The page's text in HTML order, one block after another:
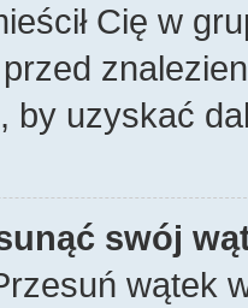
Cię w
by uzyskać
swój
wątek